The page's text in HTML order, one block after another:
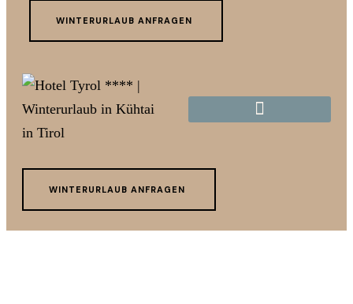
WINTERURLAUB ANFRAGEN
WINTERURLAUB ANFRAGEN